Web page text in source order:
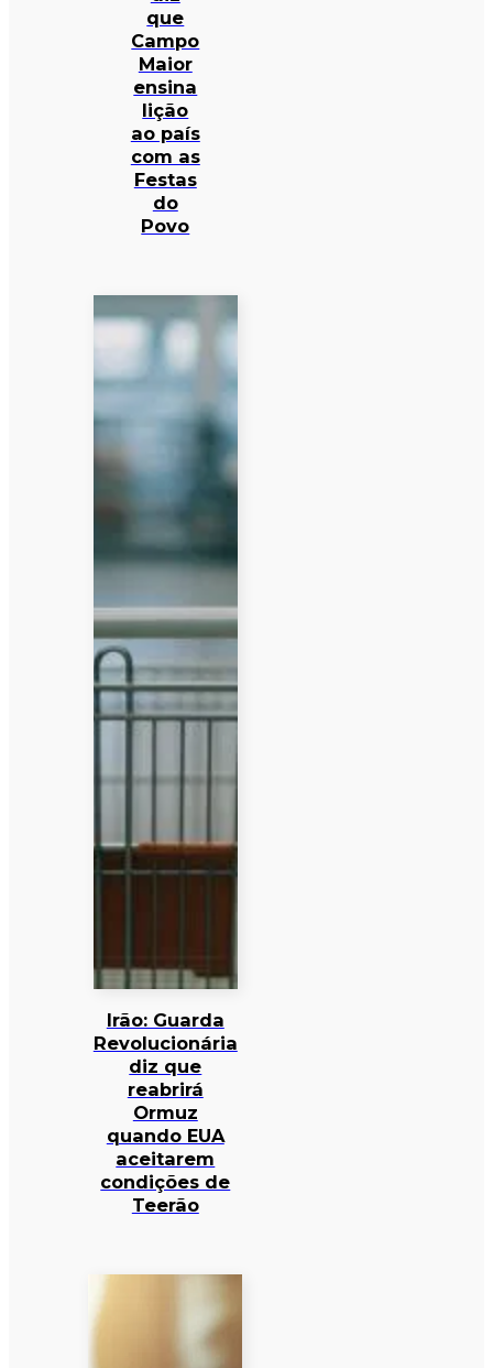
que
Campo
Maior
ensina
lição
ao país
com as
Festas
do
Povo
Irão: Guarda
Revolucionária
diz que
reabrirá
Ormuz
quando EUA
aceitarem
condições de
Teerão